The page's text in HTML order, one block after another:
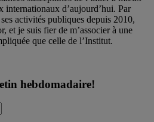
internationaux d’aujourd’hui. Par
activités publiques depuis 2010,
et je suis fier de m’associer à une
que celle de l’Institut.
hebdomadaire!